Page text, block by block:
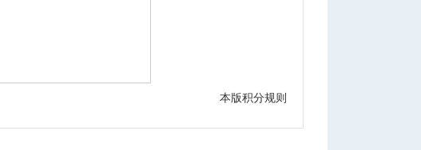
本版积分规则